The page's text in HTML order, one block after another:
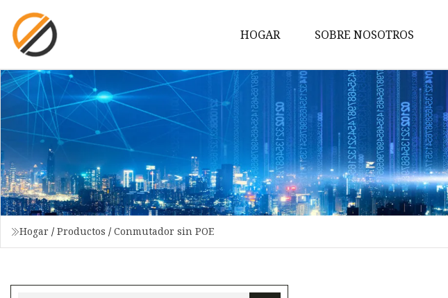
HOGAR SOBRE NOSOTROS
Hogar / Productos / Conmutador sin POE